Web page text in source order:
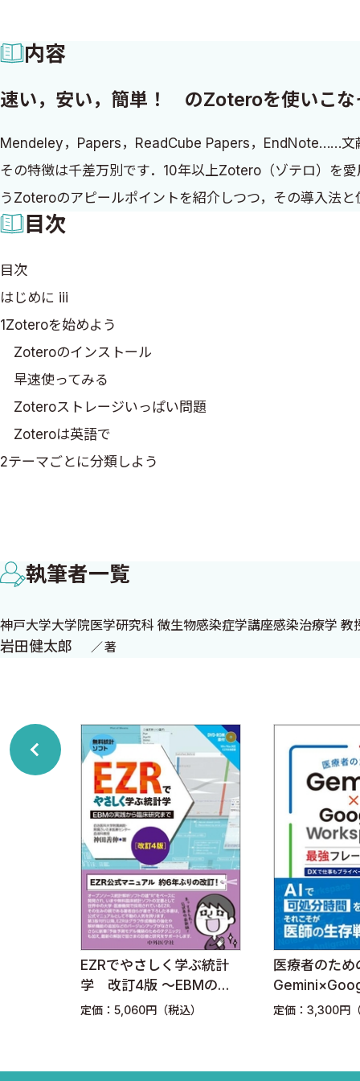
内容
速い，安い，簡単！ のZoteroを使いこな
Mendeley，Papers，ReadCube Papers，EndNote……文
その特徴は千差万別です．10年以上Zotero（ゾテロ）を
うZoteroのアピールポイントを紹介しつつ，その導入法
目次
目次
はじめに iii
1Zoteroを始めよう
Zoteroのインストール
早速使ってみる
Zoteroストレージいっぱい問題
Zoteroは英語で
2テーマごとに分類しよう
撤回論文
整理するための機能
Advanced Search
発展的な機能
グループ
何でも取り込める
3執筆論文に引用してみよう
引用の基本的な操作
引用スタイルを設定する
文献管理の方法
かつてのぼくの文献管理
論文の検索方法
4アプリをもっと上手に使おう
Zoteroの小技
執筆者一覧
神戸大学大学院医学研究科 微生物感染症学講座感染治療学 教
岩田健太郎 著
EZRでやさしく学ぶ統計
学 改訂4版 〜EBMの実
践から臨床研究まで〜
定価：5,060円（税込）
医療者のため
Workspace
定価：3,300円